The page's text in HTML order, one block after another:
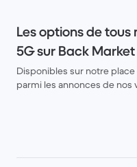
Les options de tous
5G sur Back Market
Disponibles sur notre
parmi les annonces de nos